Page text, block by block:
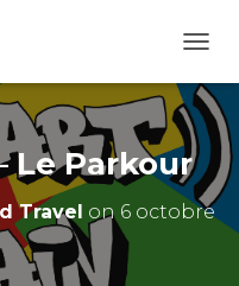
Le Parkour
Travel on 6 octobre